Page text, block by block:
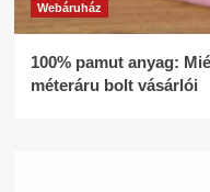
Webáruház
100% pamut anyag:
méteráru bolt vásárlói